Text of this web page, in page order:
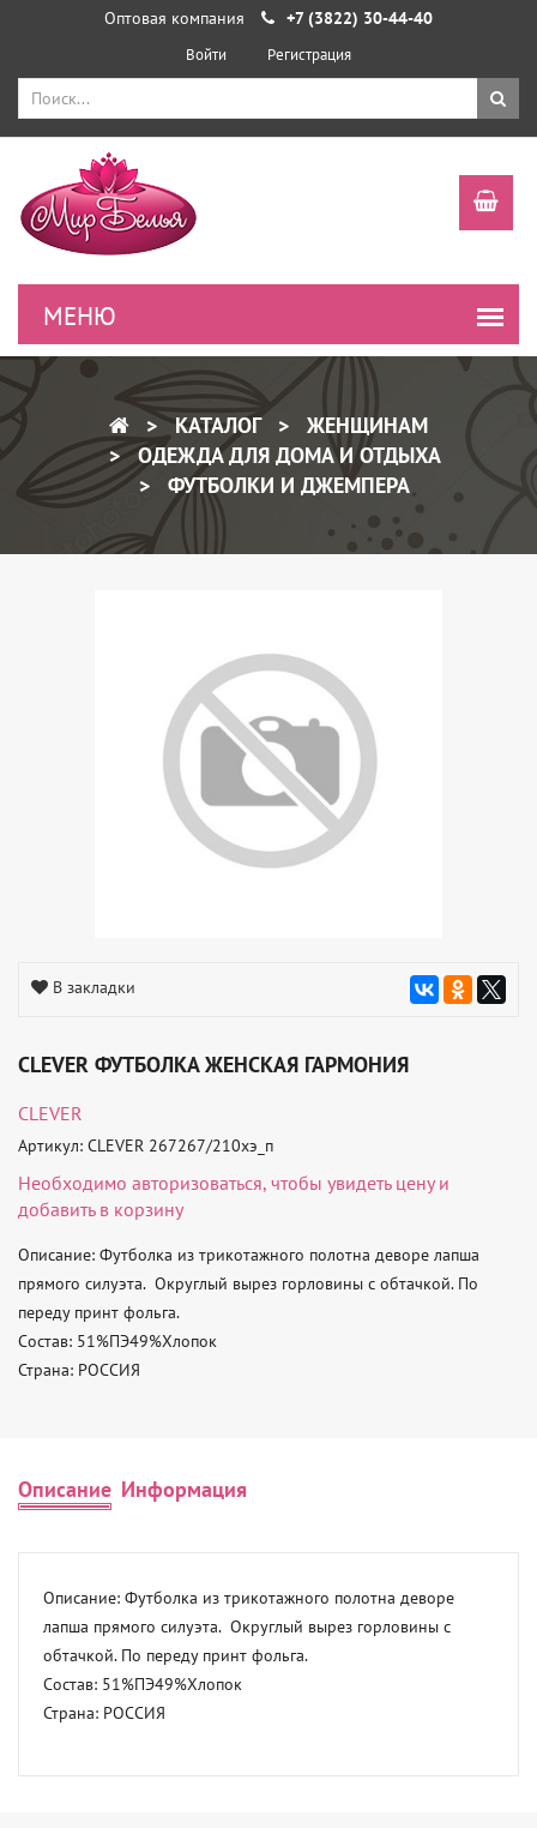
Оптовая компания +7 (3822) 30-44-40
Войти Регистрация
КАТАЛОГ
ЖЕНЩИНАМ
ОДЕЖДА ДЛЯ ДОМА И ОТДЫХА
ФУТБОЛКИ И ДЖЕМПЕРА
В закладки
CLEVER ФУТБОЛКА ЖЕНСКАЯ ГАРМОНИЯ
CLEVER
Артикул: CLEVER 267267/210хэ_п
Необходимо авторизоваться, чтобы увидеть цену и
добавить в корзину
Описание: Футболка из трикотажного полотна деворе лапша
прямого силуэта.  Округлый вырез горловины с обтачкой. По
переду принт фольга.
Состав: 51%ПЭ49%Хлопок
Страна: РОССИЯ
Описание Информация
Описание: Футболка из трикотажного полотна деворе
лапша прямого силуэта.  Округлый вырез горловины с
обтачкой. По переду принт фольга.
Состав: 51%ПЭ49%Хлопок
Страна: РОССИЯ